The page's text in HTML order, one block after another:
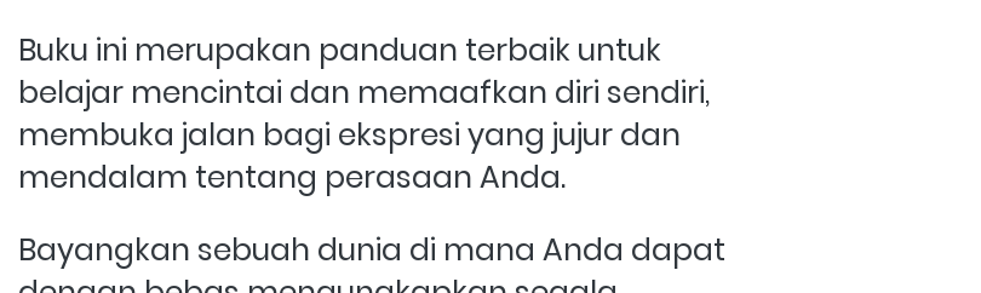
Buku ini merupakan panduan terbaik untuk
belajar mencintai dan memaafkan diri sendiri,
membuka jalan bagi ekspresi yang jujur dan
mendalam tentang perasaan Anda.
Bayangkan sebuah dunia di mana Anda dapat